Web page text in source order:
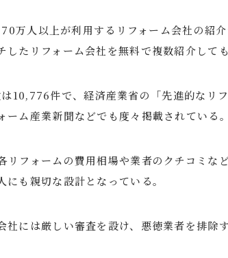
万人以上が利用するリフォーム会社の紹
したリフォーム会社を無料で複数紹介しても
10,776件で、経済産業省の「先進的なリ
ーム産業新聞などでも度々掲載されている。
リフォームの費用相場や業者のクチコミな
にも親切な設計となっている。
社には厳しい審査を設け、悪徳業者を排除